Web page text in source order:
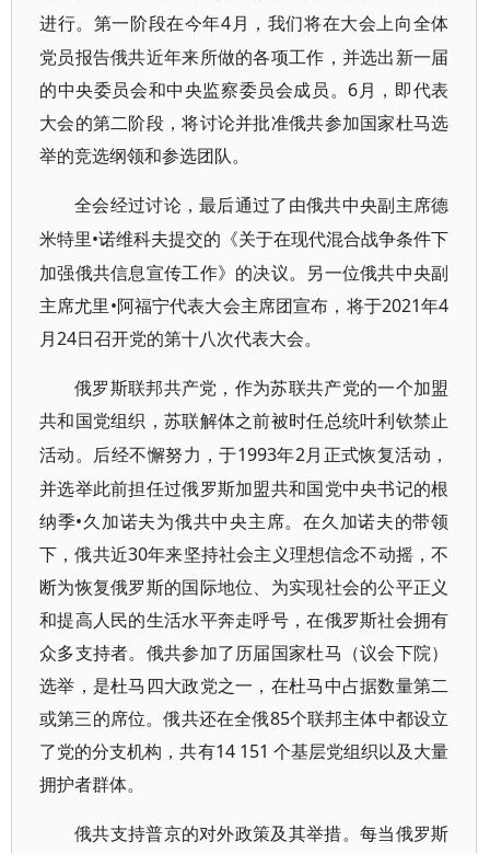
进行。第一阶段在今年4月，我们将在大会上向全体
党员报告俄共近年来所做的各项工作，并选出新一届
的中央委员会和中央监察委员会成员。6月，即代表
大会的第二阶段，将讨论并批准俄共参加国家杜马选
举的竞选纲领和参选团队。
全会经过讨论，最后通过了由俄共中央副主席德
米特里•诺维科夫提交的《关于在现代混合战争条件下
加强俄共信息宣传工作》的决议。另一位俄共中央副
主席尤里•阿福宁代表大会主席团宣布，将于2021年4
月24日召开党的第十八次代表大会。
俄罗斯联邦共产党，作为苏联共产党的一个加盟
共和国党组织，苏联解体之前被时任总统叶利钦禁止
活动。后经不懈努力，于1993年2月正式恢复活动，
并选举此前担任过俄罗斯加盟共和国党中央书记的根
纳季•久加诺夫为俄共中央主席。在久加诺夫的带领
下，俄共近30年来坚持社会主义理想信念不动摇，不
断为恢复俄罗斯的国际地位、为实现社会的公平正义
和提高人民的生活水平奔走呼号，在俄罗斯社会拥有
众多支持者。俄共参加了历届国家杜马（议会下院）
选举，是杜马四大政党之一，在杜马中占据数量第二
或第三的席位。俄共还在全俄85个联邦主体中都设立
了党的分支机构，共有14 151 个基层党组织以及大量
拥护者群体。
俄共支持普京的对外政策及其举措。每当俄罗斯